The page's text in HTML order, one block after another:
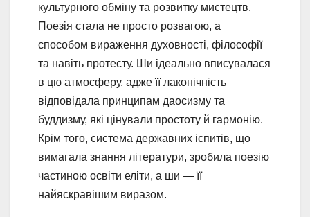
культурного обміну та розвитку мистецтв.
Поезія стала не просто розвагою, а
способом вираження духовності, філософії
та навіть протесту. Ши ідеально вписувалася
в цю атмосферу, адже її лаконічність
відповідала принципам даосизму та
буддизму, які цінували простоту й гармонію.
Крім того, система державних іспитів, що
вимагала знання літератури, зробила поезію
частиною освіти еліти, а ши — її
найяскравішим виразом.